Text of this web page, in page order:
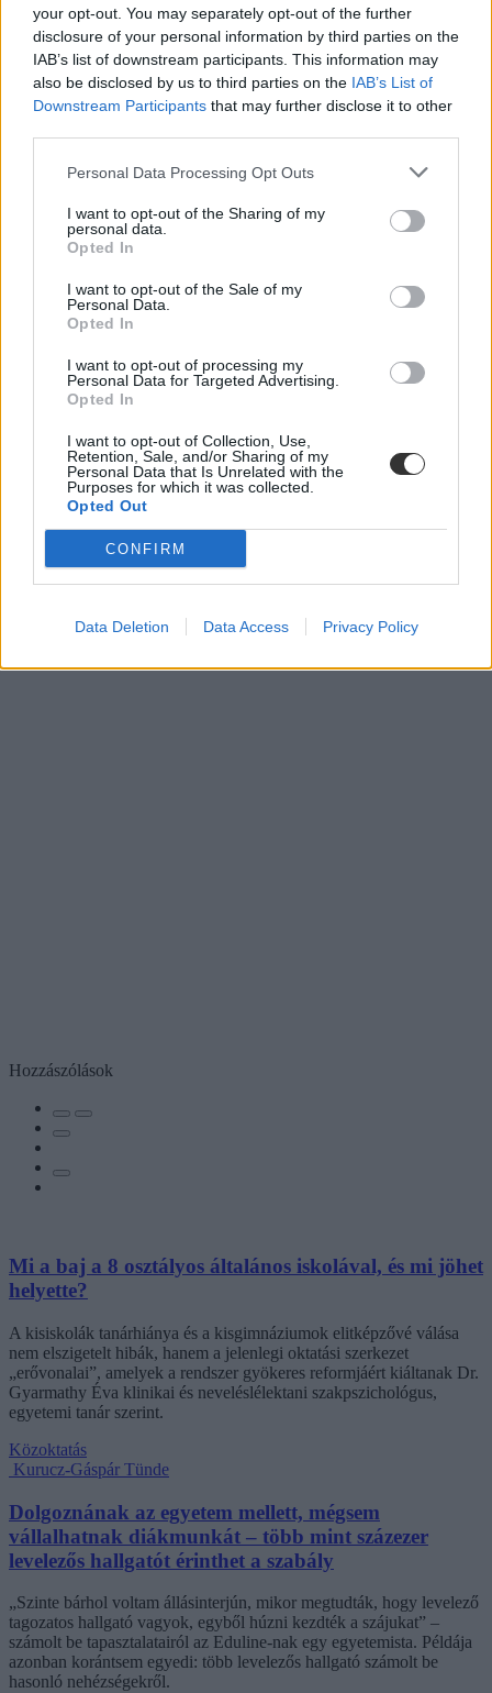
your opt-out. You may separately opt-out of the further
disclosure of your personal information by third parties on the
IAB’s list of downstream participants. This information may
also be disclosed by us to third parties on the IAB’s List of
Downstream Participants that may further disclose it to other
Personal Data Processing Opt Outs
I want to opt-out of the Sharing of my
personal data.
Opted In
I want to opt-out of the Sale of my
Personal Data.
Opted In
I want to opt-out of processing my
Personal Data for Targeted Advertising.
Opted In
I want to opt-out of Collection, Use,
Retention, Sale, and/or Sharing of my
Personal Data that Is Unrelated with the
Purposes for which it was collected.
Opted Out
CONFIRM
Data Deletion Data Access Privacy Policy
polgári engedetlenség
sztrájk alapjog
sztrájkrendelet
március 16 sztrájk
polgári engedetlenség iskola
Hozzászólások
Mi a baj a 8 osztályos általános iskolával, és mi jöhet
helyette?
A kisiskolák tanárhiánya és a kisgimnáziumok elitképzővé válása
nem elszigetelt hibák, hanem a jelenlegi oktatási szerkezet
„erővonalai”, amelyek a rendszer gyökeres reformjáért kiáltanak Dr.
Gyarmathy Éva klinikai és neveléslélektani szakpszichológus,
egyetemi tanár szerint.
Közoktatás
Kurucz-Gáspár Tünde
Dolgoznának az egyetem mellett, mégsem
vállalhatnak diákmunkát – több mint százezer
levelezős hallgatót érinthet a szabály
„Szinte bárhol voltam állásinterjún, mikor megtudták, hogy levelező
tagozatos hallgató vagyok, egyből húzni kezdték a szájukat” –
számolt be tapasztalatairól az Eduline-nak egy egyetemista. Példája
azonban korántsem egyedi: több levelezős hallgató számolt be
hasonló nehézségekről.